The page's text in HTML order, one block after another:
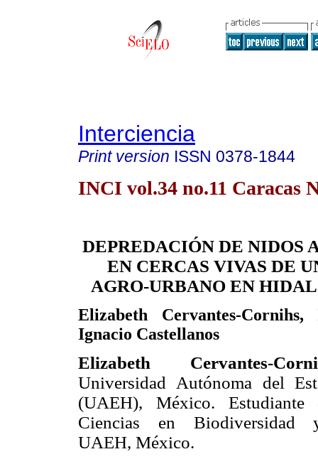
Interciencia
Print version ISSN 0378-1844
INCI vol.34 no.11 Caracas
DEPREDACIÓN DE NIDOS
EN CERCAS VIVAS DE
AGRO-URBANO EN
Elizabeth Cervantes-
Ignacio Castellanos
Elizabeth Cervantes-
Universidad Autónoma del
(UAEH), México. Estudiante
Ciencias en Biodiversidad
UAEH, México.